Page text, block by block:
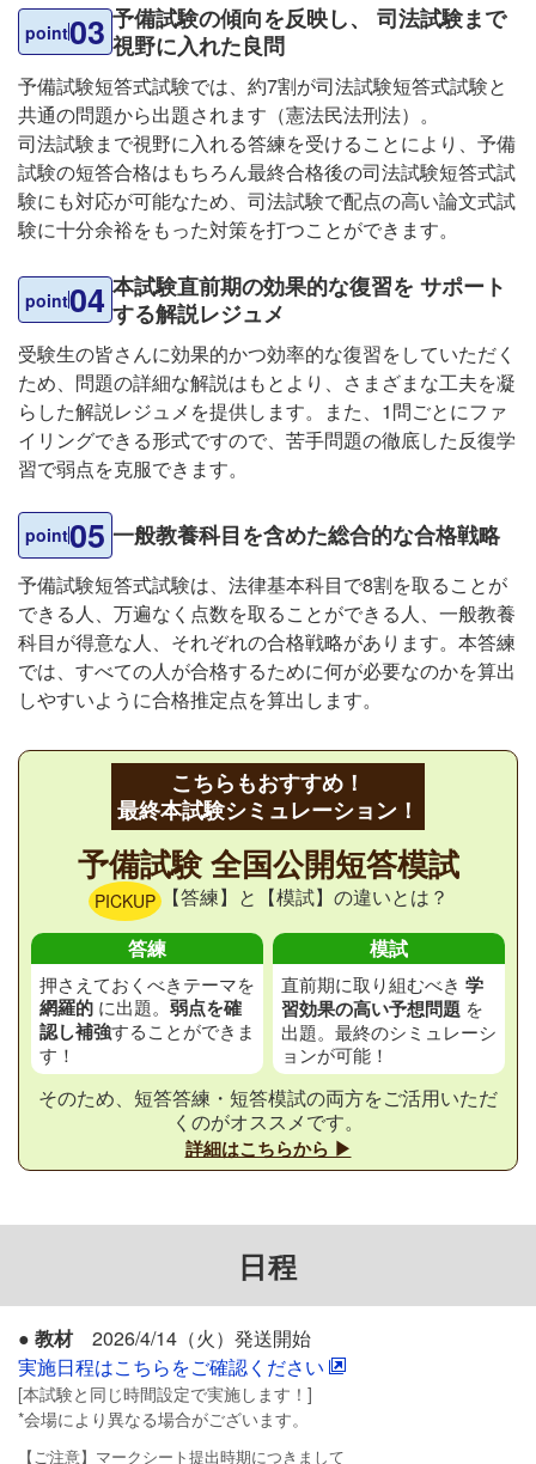
point03 予備試験の傾向を反映し、 司法試験まで
視野に入れた良問
予備試験短答式試験では、約7割が司法試験短答式試験と
共通の問題から出題されます（憲法民法刑法）。
司法試験まで視野に入れる答練を受けることにより、予備
試験の短答合格はもちろん最終合格後の司法試験短答式試
験にも対応が可能なため、司法試験で配点の高い論文式試
験に十分余裕をもった対策を打つことができます。
point04 本試験直前期の効果的な復習を サポート
する解説レジュメ
受験生の皆さんに効果的かつ効率的な復習をしていただく
ため、問題の詳細な解説はもとより、さまざまな工夫を凝
らした解説レジュメを提供します。また、1問ごとにファ
イリングできる形式ですので、苦手問題の徹底した反復学
習で弱点を克服できます。
point05 一般教養科目を含めた総合的な合格戦略
予備試験短答式試験は、法律基本科目で8割を取ることが
できる人、万遍なく点数を取ることができる人、一般教養
科目が得意な人、それぞれの合格戦略があります。本答練
では、すべての人が合格するために何が必要なのかを算出
しやすいように合格推定点を算出します。
こちらもおすすめ！
最終本試験シミュレーション！
予備試験 全国公開短答模試
PICKUP 【答練】と【模試】の違いとは？
答練
押さえておくべきテーマを
網羅的 に出題。 弱点を確
認し補強することができま
す！
模試
直前期に取り組むべき 学
習効果の高い予想問題 を
出題。最終のシミュレーシ
ョンが可能！
そのため、短答答練・短答模試の両方をご活用いただ
くのがオススメです。
詳細はこちらから ▶
日程
● 教材2026/4/14（火）発送開始
実施日程はこちらをご確認ください
[本試験と同じ時間設定で実施します！]
*会場により異なる場合がございます。
【ご注意】マークシート提出時期につきまして